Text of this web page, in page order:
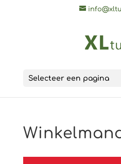
Selecteer een pagina